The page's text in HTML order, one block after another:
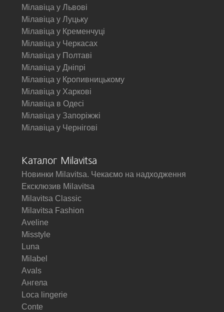
Мілавіца у Львові
Мілавіца у Луцьку
Мілавіца у Кременчуці
Мілавіца у Черкасах
Мілавіца у Полтаві
Мілавіца у Дніпрі
Мілавіца у Кропивницькому
Мілавіца у Харкові
Мілавіца в Одесі
Мілавіца у Запоріжжі
Мілавіца у Чернігові
Каталог Milavitsa
Новинки Milavitsa. Чекаємо на надходження
Ексклюзив Milavitsa
Milavitsa Classic
Milavitsa Fashion
Aveline
Misstyle
Luna
Milabel
Avals
Ангела
Loca lingerie
Conte